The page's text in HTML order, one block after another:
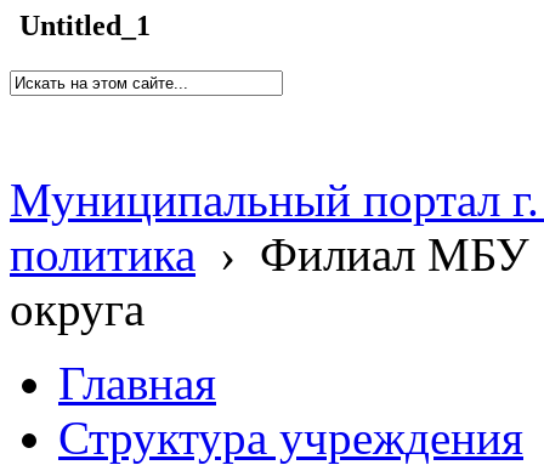
Untitled_1
Муниципальный портал
политика › Филиал МБУ
округа
Главная
Структура учреждения